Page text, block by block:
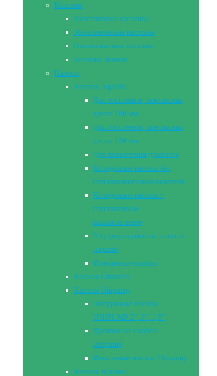
Кессоны
Пластиковые кессоны
Металлические кессоны
Оцинкованные кессоны
Кессоны Земляк
Насосы
Насосы Aquario
Для отопления, монтажная
длина 180 мм
Для отопления, монтажная
длина 130 мм
Для повышения давления
Колодезные насосы без
поплавкового выключателя
Колодезные насосы с
поплавковым
выключателем
Рециркуляционные насосы
Aquario
Фонтанные насосы
Насосы Grundfos
Насосы Unipump
Погружные насосы
UNIPUMP 2″, 3″, 3,5″
Дренажные насосы
Unipump
Фекальные насосы Unipump
Насосы Беламос